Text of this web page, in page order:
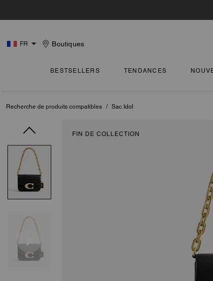
FR Boutiques
BESTSELLERS TENDANCES
Recherche de produits compatibles / Sac Idol
FIN DE COLLECTION